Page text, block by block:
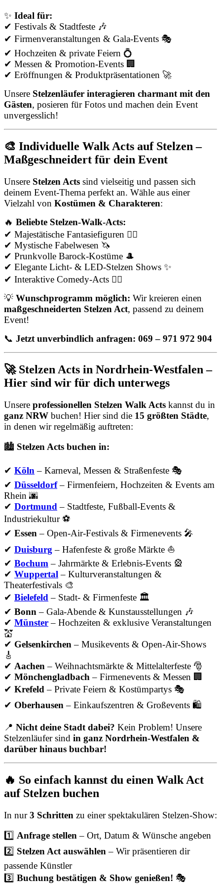
✨ Ideal für:
✔ Festivals & Stadtfeste 🎶
✔ Firmenveranstaltungen & Gala-Events 🎭
✔ Hochzeiten & private Feiern 💍
✔ Messen & Promotion-Events 🏢
✔ Eröffnungen & Produktpräsentationen 🚀
Unsere Stelzenläufer interagieren charmant mit den
Gästen, posieren für Fotos und machen dein Event
unvergesslich!
🎨 Individuelle Walk Acts auf Stelzen –
Maßgeschneidert für dein Event
Unsere Stelzen Acts sind vielseitig und passen sich
deinem Event-Thema perfekt an. Wähle aus einer
Vielzahl von Kostümen & Charakteren:
🔥 Beliebte Stelzen-Walk-Acts:
✔ Majestätische Fantasiefiguren 🧚‍♀️
✔ Mystische Fabelwesen 🦄
✔ Prunkvolle Barock-Kostüme 🎩
✔ Elegante Licht- & LED-Stelzen Shows ✨
✔ Interaktive Comedy-Acts 🤹‍♂️
💡 Wunschprogramm möglich: Wir kreieren einen
maßgeschneiderten Stelzen Act, passend zu deinem
Event!
📞 Jetzt unverbindlich anfragen: 069 – 971 972 904
🚀 Stelzen Acts in Nordrhein-Westfalen –
Hier sind wir für dich unterwegs
Unsere professionellen Stelzen Walk Acts kannst du in
ganz NRW buchen! Hier sind die 15 größten Städte,
in denen wir regelmäßig auftreten:
🏙️ Stelzen Acts buchen in:
✔ Köln – Karneval, Messen & Straßenfeste 🎭
✔ Düsseldorf– Firmenfeiern, Hochzeiten & Events am
Rhein 🌆
✔ Dortmund – Stadtfeste, Fußball-Events &
Industriekultur ⚽
✔ Essen – Open-Air-Festivals & Firmenevents 🎤
✔ Duisburg – Hafenfeste & große Märkte ⛵
✔ Bochum – Jahrmärkte & Erlebnis-Events 🎡
✔ Wuppertal – Kulturveranstaltungen &
Theaterfestivals 🎨
✔ Bielefeld – Stadt- & Firmenfeste 🏛
✔ Bonn – Gala-Abende & Kunstausstellungen 🎶
✔ Münster– Hochzeiten & exklusive Veranstaltungen
💒
✔ Gelsenkirchen – Musikevents & Open-Air-Shows
🎸
✔ Aachen – Weihnachtsmärkte & Mittelalterfeste 🎅
✔ Mönchengladbach – Firmenevents & Messen 🏢
✔ Krefeld – Private Feiern & Kostümpartys 🎭
✔ Oberhausen – Einkaufszentren & Großevents 🛍
📍 Nicht deine Stadt dabei? Kein Problem! Unsere
Stelzenläufer sind in ganz Nordrhein-Westfalen &
darüber hinaus buchbar!
🔥 So einfach kannst du einen Walk Act
auf Stelzen buchen
In nur3 Schritten zu einer spektakulären Stelzen-Show:
1️⃣ Anfrage stellen – Ort, Datum & Wünsche angeben
2️⃣ Stelzen Act auswählen – Wir präsentieren dir
passende Künstler
3️⃣ Buchung bestätigen & Show genießen! 🎭